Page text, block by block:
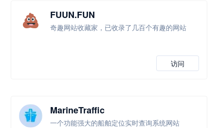
FUUN.FUN
奇趣网站收藏家，已收录了几百个有趣的网站
访问
MarineTraffic
一个功能强大的船舶定位实时查询系统网站